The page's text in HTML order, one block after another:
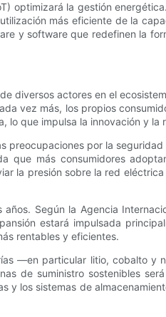
optimizará la gestión
más eficiente de la
y software que redefinen la
diversos actores en el
vez más, los propios
lo que impulsa la innovación y la
preocupaciones por la
que más consumidores
la presión sobre la red
Según la Agencia
estará impulsada
rentables y eficientes.
—en particular litio, cobalto y
de suministro sostenibles
los sistemas de